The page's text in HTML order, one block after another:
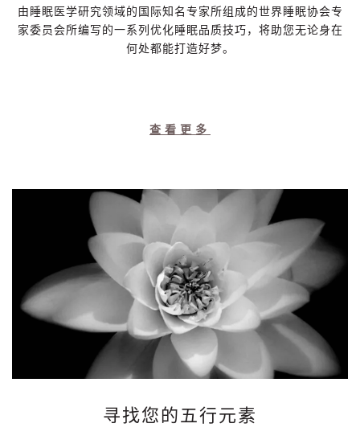
由睡眠医学研究领域的国际知名专家所组成的世界睡眠协会专
家委员会所编写的一系列优化睡眠品质技巧，将助您无论身在
何处都能打造好梦。
查看更多
寻找您的五行元素